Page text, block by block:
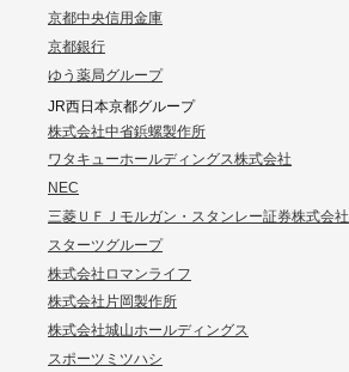
京都中央信用金庫
京都銀行
ゆう薬局グループ
JR西日本京都グループ
株式会社中省鋲螺製作所
ワタキューホールディングス株式会社
NEC
三菱ＵＦＪモルガン・スタンレー証券株式会社
スターツグループ
株式会社ロマンライフ
株式会社片岡製作所
株式会社城山ホールディングス
スポーツミツハシ